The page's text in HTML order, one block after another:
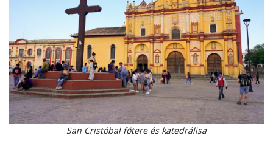
San Cristóbal főtere és katedrálisa